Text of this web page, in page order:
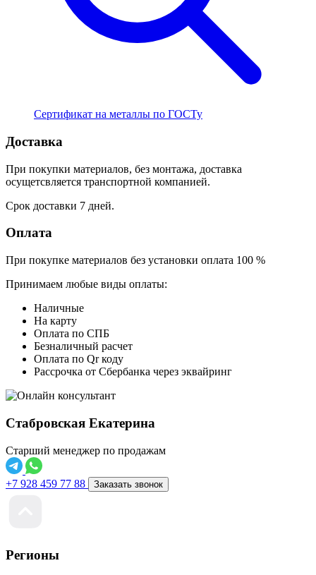
Сертификат на металлы по ГОСТу
Доставка
При покупки материалов, без монтажа, доставка
осущетсвляется транспортной компанией.
Срок доставки 7 дней.
Оплата
При покупке материалов без установки оплата 100 %
Принимаем любые виды оплаты:
Наличные
На карту
Оплата по СПБ
Безналичный расчет
Оплата по Qr коду
Рассрочка от Сбербанка через эквайринг
Стабровская Екатерина
Старший менеджер по продажам
+7 928 459 77 88 Заказать звонок
Регионы